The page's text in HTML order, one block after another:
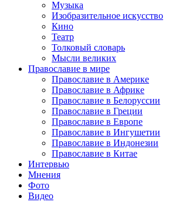
Музыка
Изобразительное искусство
Кино
Театр
Толковый словарь
Мысли великих
Православие в мире
Православие в Америке
Православие в Африке
Православие в Белоруссии
Православие в Греции
Православие в Европе
Православие в Ингушетии
Православие в Индонезии
Православие в Китае
Интервью
Мнения
Фото
Видео